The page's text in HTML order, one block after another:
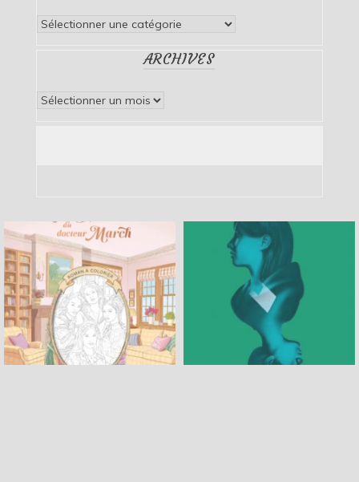
Catégories
ARCHIVES
Archives